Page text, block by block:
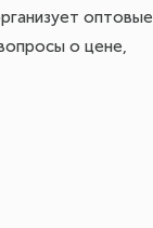
оптовые
о цене,